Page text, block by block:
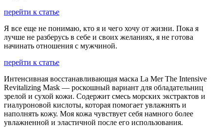
перейти к статье
Я все еще не понимаю, кто я и чего хочу от жизни. Пока я
лучше не разберусь в себе и своих желаниях, я не готова
начинать отношения с мужчиной.
перейти к статье
Интенсивная восстанавливающая маска La Mer The Intensive
Revitalizing Mask — роскошный вариант для обладательниц
зрелой и сухой кожи. Содержит смесь морских экстрактов и
гиалуроновой кислоты, которая помогает увлажнять и
наполнять кожу. Моя кожа чувствует себя намного более
увлажненной и эластичной после его использования.